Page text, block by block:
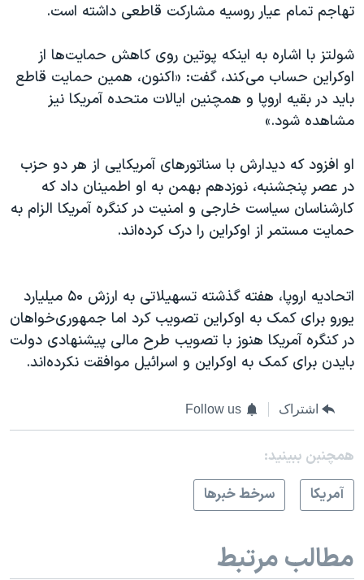
تهاجم تمام عیار روسیه مشارکت قاطعی داشته است.
شولتز با اشاره به اینکه پوتین روی کاهش حمایت‌ها از
اوکراین حساب می‌کند، گفت: «اکنون، همین حمایت قاطع
باید در بقیه اروپا و همچنین ایالات متحده آمریکا نیز
مشاهده شود.»
او افزود که دیدارش با سناتورهای آمریکایی از هر دو حزب
در عصر پنجشنبه، نوزدهم بهمن به او اطمینان داد که
کارشناسان سیاست خارجی و امنیت در کنگره آمریکا الزام به
حمایت مستمر از اوکراین را درک کرده‌اند.
اتحادیه اروپا، هفته گذشته تسهیلاتی به ارزش ۵۰ میلیارد
یورو برای کمک به اوکراین تصویب کرد اما جمهوری‌خواهان
در کنگره آمریکا هنوز با تصویب طرح مالی پیشنهادی دولت
بایدن برای کمک به اوکراین و اسرائیل موافقت نکرده‌اند.
اشتراک Follow us
همچنبن ببینید:
آمريکا
سرخط خبرها
مطالب مرتبط